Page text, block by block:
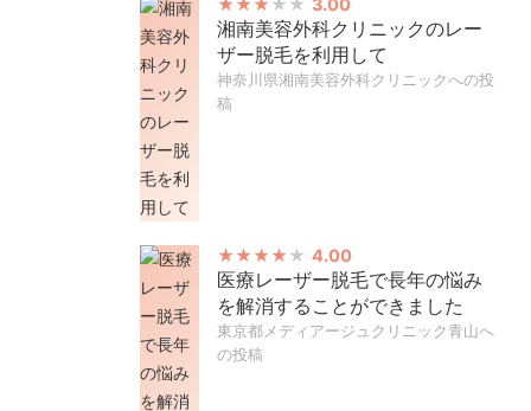
湘南美容外科クリニックのレー
ザー脱毛を利用して
神奈川県湘南美容外科クリニックへの投
稿
4.00
医療レーザー脱毛で長年の悩み
を解消することができました
東京都メディアージュクリニック青山へ
の投稿